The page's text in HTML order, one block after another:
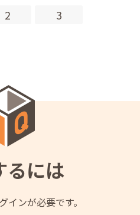
2 3
るには
インが必要です。